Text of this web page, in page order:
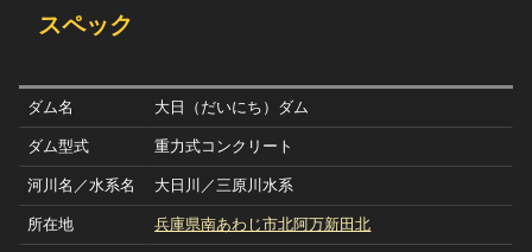
スペック
ダム名 大日（だいにち）ダム
ダム型式 重力式コンクリート
河川名／水系名 大日川／三原川水系
所在地 兵庫県南あわじ市北阿万新田北